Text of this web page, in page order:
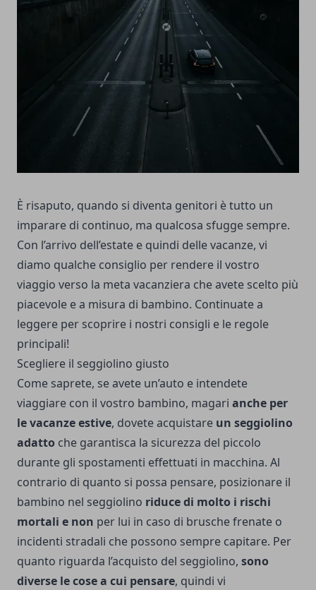
È risaputo, quando si diventa genitori è tutto un
imparare di continuo, ma qualcosa sfugge sempre.
Con l’arrivo dell’estate e quindi delle vacanze, vi
diamo qualche consiglio per rendere il vostro
viaggio verso la meta vacanziera che avete scelto più
piacevole e a misura di bambino. Continuate a
leggere per scoprire i nostri consigli e le regole
principali!
Scegliere il seggiolino giusto
Come saprete, se avete un’auto e intendete
viaggiare con il vostro bambino, magari anche per
le vacanze estive, dovete acquistare un seggiolino
adatto che garantisca la sicurezza del piccolo
durante gli spostamenti effettuati in macchina. Al
contrario di quanto si possa pensare, posizionare il
bambino nel seggiolino riduce di molto i rischi
mortali e non per lui in caso di brusche frenate o
incidenti stradali che possono sempre capitare. Per
quanto riguarda l’acquisto del seggiolino, sono
diverse le cose a cui pensare, quindi vi